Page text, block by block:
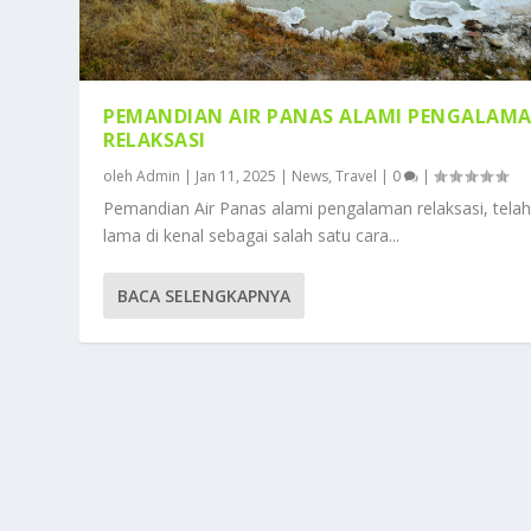
PEMANDIAN AIR PANAS ALAMI
RELAKSASI
olehAdmin | Jan 11, 2025 | News,Travel | 0 |
Pemandian Air Panas alami pengalaman relaksasi, telah
lama di kenal sebagai salah satu cara...
BACA SELENGKAPNYA